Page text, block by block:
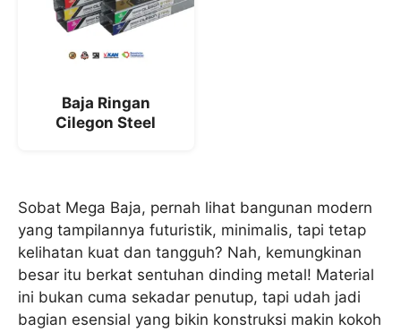
Baja Ringan
Cilegon Steel
Sobat Mega Baja, pernah lihat bangunan modern
yang tampilannya futuristik, minimalis, tapi tetap
kelihatan kuat dan tangguh? Nah, kemungkinan
besar itu berkat sentuhan dinding metal! Material
ini bukan cuma sekadar penutup, tapi udah jadi
bagian esensial yang bikin konstruksi makin kokoh